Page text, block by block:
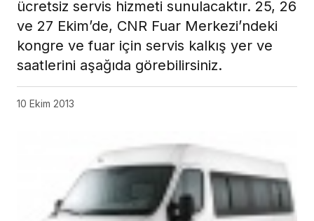
ücretsiz servis hizmeti sunulacaktır. 25, 26
ve 27 Ekim’de, CNR Fuar Merkezi’ndeki
kongre ve fuar için servis kalkış yer ve
saatlerini aşağıda görebilirsiniz.
10 Ekim 2013